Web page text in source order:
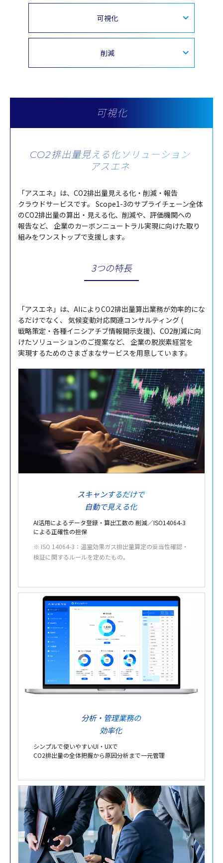
可視化
削減
可視化
CO2排出量見える化ソリューション
アスエネ
「アスエネ 」は、CO2排出量見える化・ 削減 ・ 報告
クラウドサービスです。 Scope1-3のサプライチェーン全体
のCO2排出量の算出 ・見える化、 削減や、 評価機関への
報告など、 企業のカーボンニュートラル実現に向けた取り
組みをワンストップで支援 します。
3つの特長
「アスエネ 」は、AIによりCO2排出量算出業務が効率的にな
るだけでなく、
気候変動対応関連コンサルティ ング (
戦略策定 ・ 各種イニシアチブ情報開示支援)、 CO2削減に向
けたソリューションのご提案など、 企業の脱炭素経営を
実現するためのさまざまなサービスを用意 しています。
スキャンするだけで
自動で見える化
AI活用によるデータ登録・算出工数の 削減／ISO14064-3
による正確性の担保
※ ISO 14064-3：温室効果ガス排出量算定の妥当性確認・
検証に関するルールを定めたもの。
分析・管理業務の
効率化
シンプルで使いやすいUI・UXで
CO2排出量の全体把握から原因分析まで一元管理